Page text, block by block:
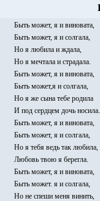
Быть может, я и виновата,
Быть может, я и солгала,
Но я любила и ждала,
Но я мечтала и страдала.
Быть может, я и виновата,
Быть может,я и солгала,
Но я же сына тебе родила
И под сердцем дочь
Быть может, я и виновата,
Быть может, я и солгала,
Но я тебя ведь так любила,
Любовь твою я берегла.
Быть может, я и виновата,
Быть может. я и солгала,
Но не спеши меня винить,